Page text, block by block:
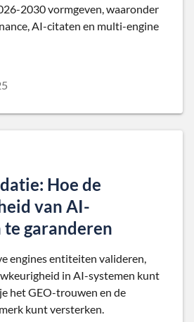
2030 vormgeven, waaronder
AI-citaten en multi-engine
Hoe de
van AI-
garanderen
engines entiteiten valideren,
in AI-systemen kunt
het GEO-trouwen en de
kunt versterken.